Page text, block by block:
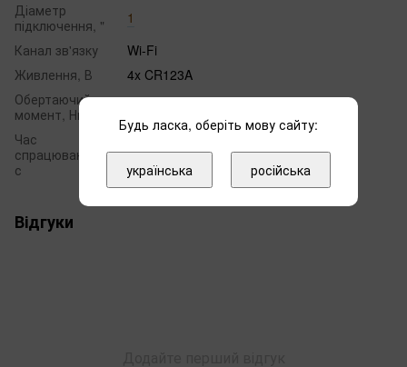
Діаметр
підключення, "
1
Канал зв'язку
Wi-Fi
Живлення, В
4x CR123A
Обертаючий
момент, Нм
Час
спрацювання,
с
5
Відгуки
Будь ласка, оберіть мову сайту:
українська російська